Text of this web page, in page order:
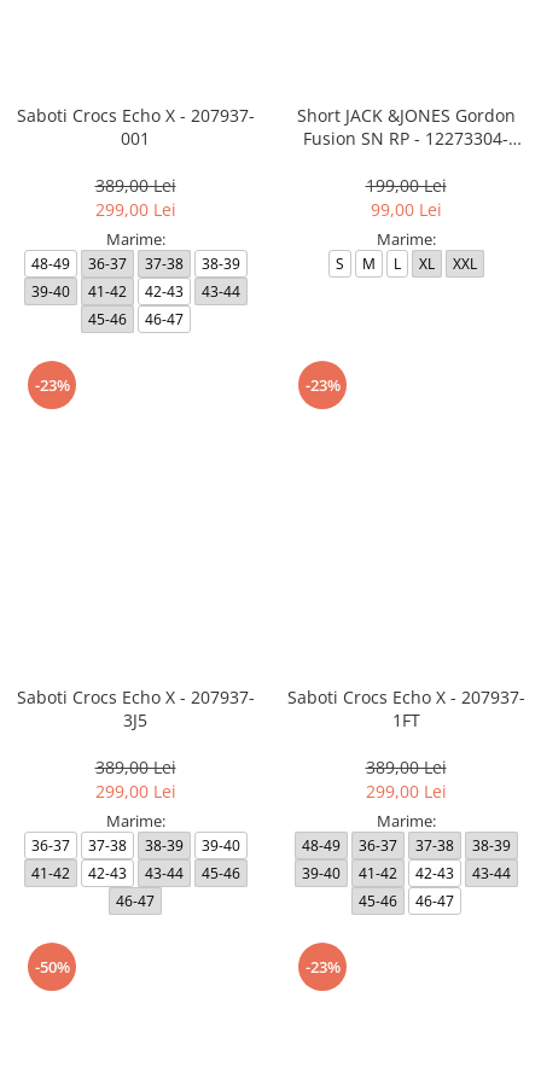
BLUGI SCURTI
SETURI CADOU
Black&White
Classic Sneakers
Core Identity
Incaltaminte Pro Running
Ghete baschet
Ghete fotbal
Geci de iarna
Jachete de primavara-toamna
Saboti Crocs Echo X - 207937-
001
389,00 Lei
299,00 Lei
Marime:
48-49 36-37 37-38
38-39
39-40
41-42 42-43
43-44
45-46
46-47
Short JACK &JONES Gordon
Fusion SN RP - 12273304-
199,00 Lei
99,00 Lei
Marime:
S M L XL XXL
-23%
Saboti Crocs Echo X - 207937-
3J5
389,00 Lei
299,00 Lei
Marime:
36-37 37-38 38-39
39-40
41-42
42-43 43-44
45-46
46-47
-23%
Saboti Crocs Echo X - 207937-
1FT
389,00 Lei
299,00 Lei
Marime:
48-49 36-37 37-38
38-39
39-40
41-42 42-43
43-44
45-46
46-47
-50% -23%